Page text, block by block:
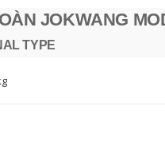
JOKWANG
TYPE